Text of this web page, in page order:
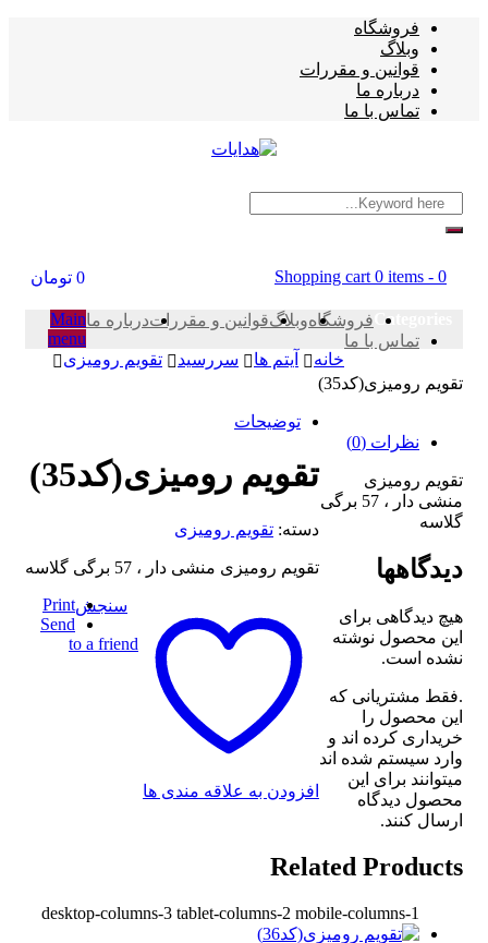
فروشگاه
وبلاگ
قوانین و مقررات
درباره ما
تماس با ما
Shopping cart 0 items تومان
فروشگاهوبلاگقوانین و مقررات درباره ما
تماس با ما
Main
menu
خانه
آیتم ها سررسید
تقویم رومیزی
تقویم رومیزی(کد35)
تقویم رومیزی(کد35)
دسته:تقویم رومیزی
تقویم رومیزی منشی دار ، 57 برگی گلاسه
افزودن به علاقه مندی ها
سنجشPrint
Send
to a friend
توضیحات
نظرات (0)
تقویم رومیزی
منشی دار ، 57 برگی
گلاسه
دیدگاهها
هیچ دیدگاهی برای
این محصول نوشته
نشده است.
.فقط مشتریانی که
این محصول را
خریداری کرده اند و
وارد سیستم شده اند
میتوانند برای این
محصول دیدگاه
ارسال کنند.
Related Products
desktop-columns-3 tablet-columns-2 mobile-columns-1